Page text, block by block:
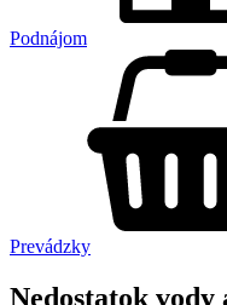
Podnájom
Prevádzky
Nedostatok